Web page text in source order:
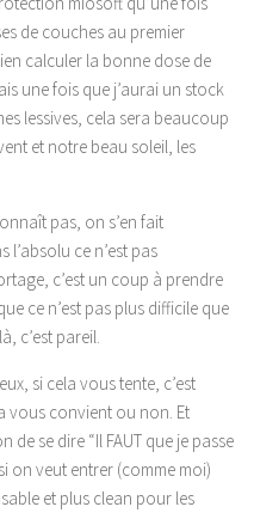
de couches au premier
calculer la bonne dose de
une fois que j’aurai un stock
lessives, cela sera beaucoup
et notre beau soleil, les
pas, on s’en fait
ce n’est pas
c’est un coup à prendre
ce n’est pas plus difficile que
c’est pareil.
si cela vous tente, c’est
vous convient ou non. Et
de se dire “Il FAUT que je passe
on veut entrer (comme moi)
et plus clean pour les